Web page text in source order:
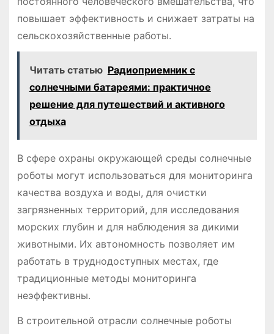
повышает эффективность и снижает затраты на
сельскохозяйственные работы.
Читать статью Радиоприемник с
солнечными батареями: практичное
решение для путешествий и активного
отдыха
В сфере охраны окружающей среды солнечные
роботы могут использоваться для мониторинга
качества воздуха и воды, для очистки
загрязненных территорий, для исследования
морских глубин и для наблюдения за дикими
животными. Их автономность позволяет им
работать в труднодоступных местах, где
традиционные методы мониторинга
неэффективны.
В строительной отрасли солнечные роботы